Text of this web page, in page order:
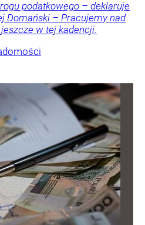
podatkowego – deklaruje
Domański – Pracujemy nad
w tej kadencji.